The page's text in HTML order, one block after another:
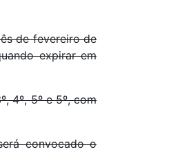
de fevereiro de
expirar em
4º, 5º e 5º, com
convocado o